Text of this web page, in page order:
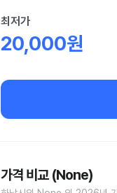
최저가
20,000원
가격 비교 (None)